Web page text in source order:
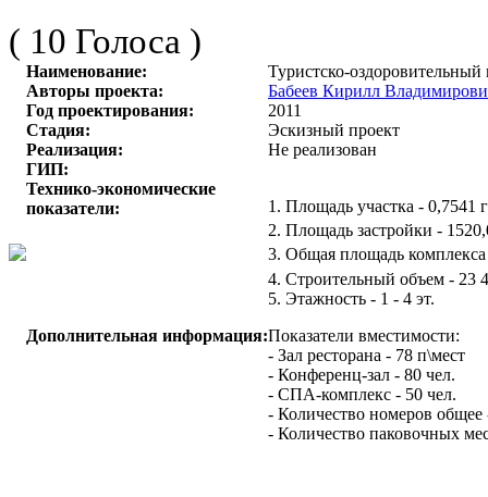
( 10 Голоса )
Наименование:
Туристско-
Авторы проекта:
Бабеев Кирилл
Год проектирования:
2011
Стадия:
Эскизный проект
Реализация:
Не реализован
ГИП:
Технико-экономические
показатели:
1. Площадь участка - 0,7541
2. Площадь застройки -
3. Общая площадь
4. Строительный объем - 23
5. Этажность - 1 - 4 эт.
Дополнительная информация:Показатели вместимости:
- Зал ресторана - 78 п\мест
- Конференц-зал - 80 чел.
- СПА-комплекс - 50 чел.
- Количество номеров общее
- Количество паковочных